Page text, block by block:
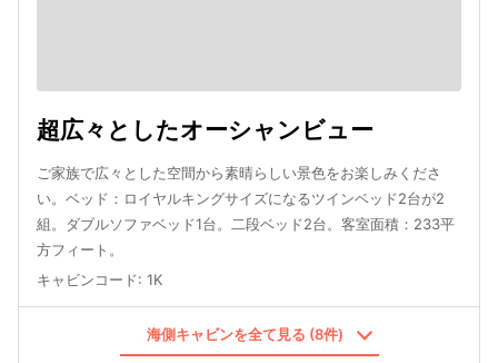
超広々としたオーシャンビュー
ご家族で広々とした空間から素晴らしい景色をお楽しみくださ
い。ベッド：ロイヤルキングサイズになるツインベッド2台が2
組。ダブルソファベッド1台。二段ベッド2台。客室面積：233平
方フィート。
キャビンコード: 1K
海側キャビンを全て見る (8件)